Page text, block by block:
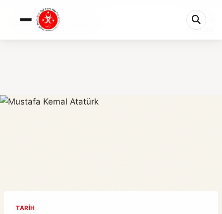
Mustafa’dan Atatürk’e: Bir İsmin ve...
4 dk kaldı
TARIH